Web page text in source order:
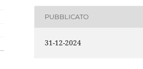
PUBBLICATO
31-12-2024